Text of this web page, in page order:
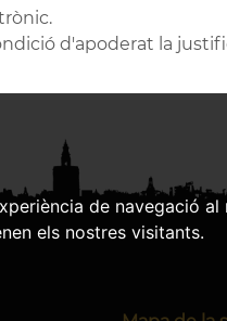
de navegació
els nostres visitants.
d'apoderat la